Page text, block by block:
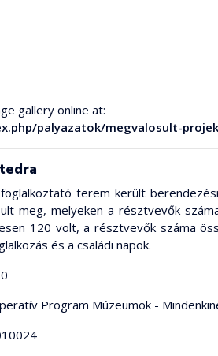
gallery online at:
palyazatok/megvalosult-
terem került
meg, melyeken a résztvevők
120 volt, a résztvevők száma
és a családi napok.
Program Múzeumok -